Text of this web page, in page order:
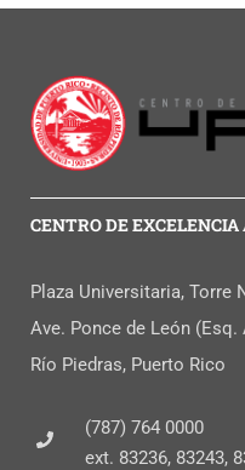
CENTRO DE
Plaza Universitaria, Torre
Ave. Ponce de León (Esq.
Río Piedras, Puerto Rico
(787) 764 0000
ext. 83236, 83243,